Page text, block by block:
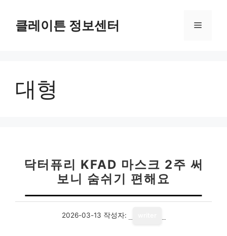
클레이튼 정보센터 메
대형
닥터퓨리 KFAD 마스크 2주 써
보니 숨쉬기 편해요
2026-03-13 작성자: